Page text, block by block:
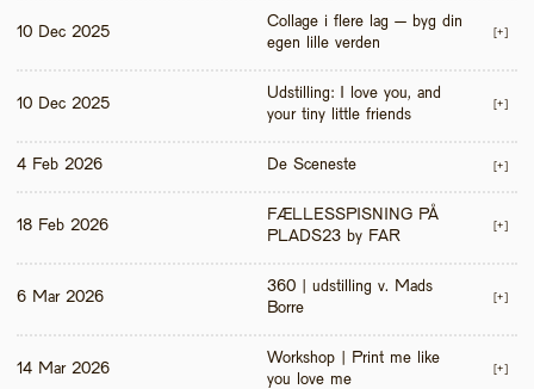
10 Dec 2025
Collage i flere lag – byg din
egen lille verden
[+]
10 Dec 2025
Udstilling: I love you, and
your tiny little friends
[+]
4 Feb 2026 De Sceneste [+]
18 Feb 2026
FÆLLESSPISNING PÅ
PLADS23 by FAR
[+]
6 Mar 2026
360 | udstilling v. Mads
Borre
[+]
14 Mar 2026
Workshop | Print me like
you love me
[+]